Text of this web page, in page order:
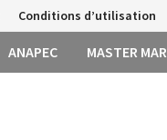
Conditions d’utilisation
ANAPEC MASTER